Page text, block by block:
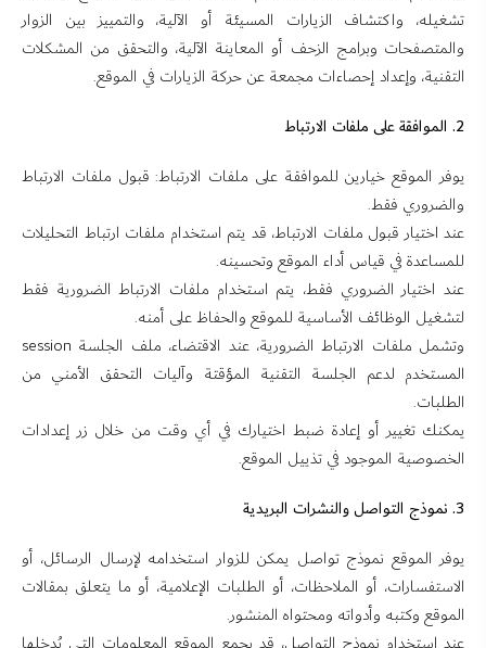
تشغيله، واكتشاف الزيارات المسيئة أو الآلية، والتمييز بين الزوار
والمتصفحات وبرامج الزحف أو المعاينة الآلية، والتحقق من المشكلات
التقنية، وإعداد إحصاءات مجمعة عن حركة الزيارات في الموقع.
2. الموافقة على ملفات الارتباط
يوفر الموقع خيارين للموافقة على ملفات الارتباط: قبول ملفات الارتباط
والضروري فقط.
عند اختيار قبول ملفات الارتباط، قد يتم استخدام ملفات ارتباط التحليلات
للمساعدة في قياس أداء الموقع وتحسينه.
عند اختيار الضروري فقط، يتم استخدام ملفات الارتباط الضرورية فقط
لتشغيل الوظائف الأساسية للموقع والحفاظ على أمنه.
وتشمل ملفات الارتباط الضرورية، عند الاقتضاء، ملف الجلسة session
المستخدم لدعم الجلسة التقنية المؤقتة وآليات التحقق الأمني من
الطلبات.
يمكنك تغيير أو إعادة ضبط اختيارك في أي وقت من خلال زر إعدادات
الخصوصية الموجود في تذييل الموقع.
3. نموذج التواصل والنشرات البريدية
يوفر الموقع نموذج تواصل يمكن للزوار استخدامه لإرسال الرسائل، أو
الاستفسارات، أو الملاحظات، أو الطلبات الإعلامية، أو ما يتعلق بمقالات
الموقع وكتبه وأدواته ومحتواه المنشور.